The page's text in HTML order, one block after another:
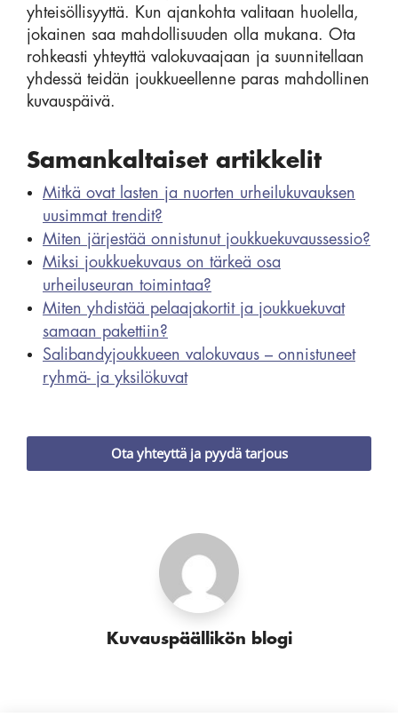
yhteisöllisyyttä. Kun ajankohta valitaan huolella,
jokainen saa mahdollisuuden olla mukana. Ota
rohkeasti yhteyttä valokuvaajaan ja suunnitellaan
yhdessä teidän joukkueellenne paras mahdollinen
kuvauspäivä.
Samankaltaiset artikkelit
Mitkä ovat lasten ja nuorten urheilukuvauksen
uusimmat trendit?
Miten järjestää onnistunut joukkuekuvaussessio?
Miksi joukkuekuvaus on tärkeä osa
urheiluseuran toimintaa?
Miten yhdistää pelaajakortit ja joukkuekuvat
samaan pakettiin?
Salibandyjoukkueen valokuvaus – onnistuneet
ryhmä- ja yksilökuvat
Ota yhteyttä ja pyydä tarjous
Kuvauspäällikön blogi